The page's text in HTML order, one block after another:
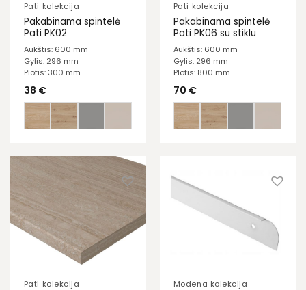
Pati kolekcija
Pakabinama spintelė
Pati PK02
Aukštis: 600 mm
Gylis: 296 mm
Plotis: 300 mm
38 €
Pati kolekcija
Pakabinama spintelė
Pati PK06 su stiklu
Aukštis: 600 mm
Gylis: 296 mm
Plotis: 800 mm
70 €
Pati kolekcija Modena kolekcija